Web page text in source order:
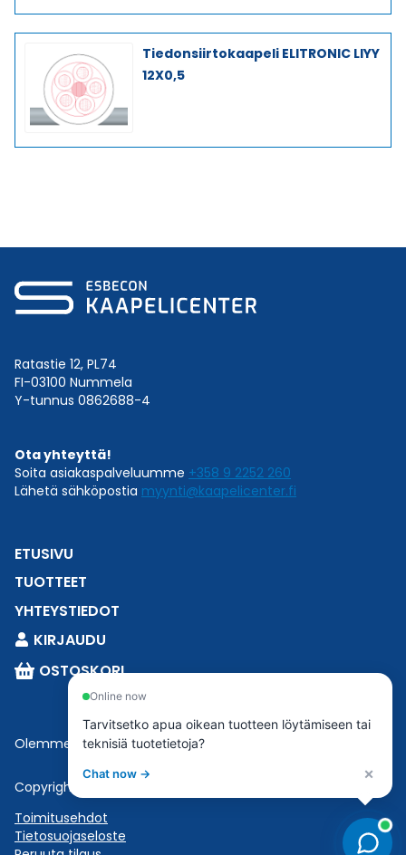
Tiedonsiirtokaapeli ELITRONIC LIYY
12X0,5
Ratastie 12, PL74
FI-03100 Nummela
Y-tunnus 0862688-4
Ota yhteyttä!
Soita asiakaspalveluumme +358 9 2252 260
Lähetä sähköpostia myynti@kaapelicenter.fi
ETUSIVU
TUOTTEET
YHTEYSTIEDOT
KIRJAUDU
OSTOSKORI
Olemme osaEsbeconia.
Copyright © 2023 Esbecon | All Rights Reserved
Toimitusehdot
Tietosuojaseloste
Online now
Tarvitsetko apua oikean tuotteen löytämiseen tai
teknisiä tuotetietoja?
Chat now → ×